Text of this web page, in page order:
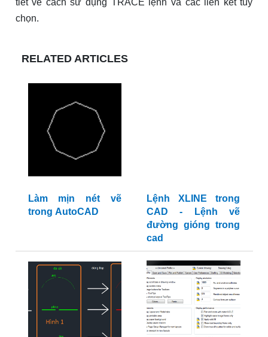
tiết về cách sử dụng TRACE lệnh và các liên kết tùy
chọn.
RELATED ARTICLES
Làm mịn nét vẽ
trong AutoCAD
Lệnh XLINE trong
CAD - Lệnh vẽ
đường gióng trong
cad